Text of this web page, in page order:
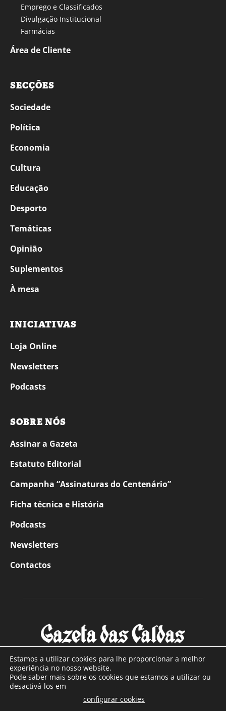
Emprego e Classificados
Divulgação Institucional
Farmácias
Área de Cliente
SECÇÕES
Sociedade
Política
Economia
Cultura
Educação
Desporto
Temáticas
Opinião
Suplementos
À mesa
INICIATIVAS
Loja Online
Newsletters
Podcasts
SOBRE NÓS
Assinar a Gazeta
Estatuto Editorial
Campanha “Assinaturas do Centenário”
Ficha técnica e História
Podcasts
Newsletters
Contactos
SOBRE NÓS
Com sede nas Caldas da Rainha e mais de 90 anos de
Estamos a utilizar cookies para lhe proporcionar a melhor
experiência no nosso website.
Pode saber mais sobre os cookies que estamos a utilizar ou
desactivá-los em
configurar cookies